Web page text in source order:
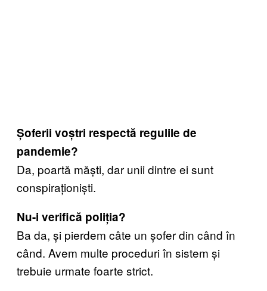
Șoferii voștri respectă regulile de
pandemie?
Da, poartă măști, dar unii dintre ei sunt
conspiraționiști.
Nu-i verifică poliția?
Ba da, și pierdem câte un șofer din când în
când. Avem multe proceduri în sistem și
trebuie urmate foarte strict.